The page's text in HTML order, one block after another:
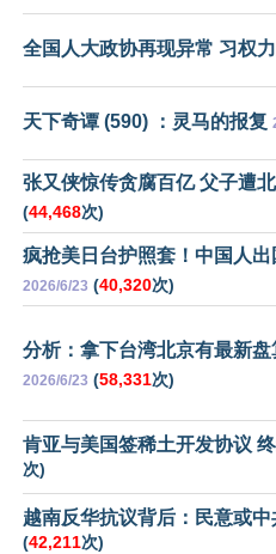
全国人大政协再现异常 习权
天下奇谭 (590) ：灵马的报复
张又侠惊传贪腐百亿 父子遭
(44,468次)
疯抢美日台护照套！中国人
2026/6/23 (40,320次)
分析：拿下台湾北京有最新盘
2026/6/23 (58,331次)
肯亚与美国签稀土开发协议
次)
越南反华抗议背后：民意或
(42,211次)